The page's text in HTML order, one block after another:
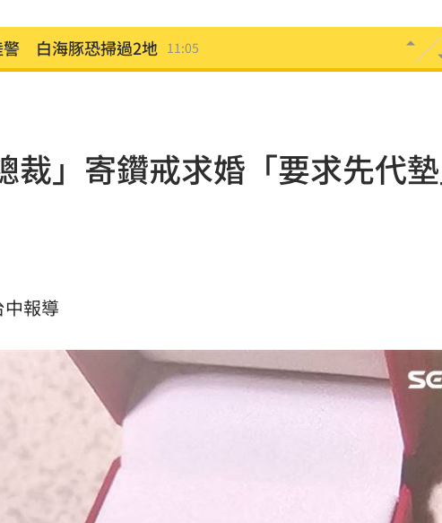
韌性」破功！綠反擊了 11:05
林楚茵：出來道歉！
出戶籍害他沒報到教召 11:01
援文化 香港跨海追夢
來了！萬家福買1送1
銷 台北6大活動曝光
醫「神比喻」眾一看秒懂 10:52
女公務員霸氣回嗆
要求道歉 蔣萬安這樣說
遠飛球彈出牆變2分砲
裁」寄鑽戒求婚「要求先代
報導